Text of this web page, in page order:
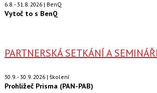
6.8. - 31.8. 2026 | BenQ
Vytoč to s BenQ
PARTNERSKÁ SETKÁNÍ A
30.9. - 30.9. 2026 | školení
Prohlížeč Prisma (PAN-PAB)